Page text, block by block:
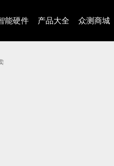
能硬件 产品大全 众测商城